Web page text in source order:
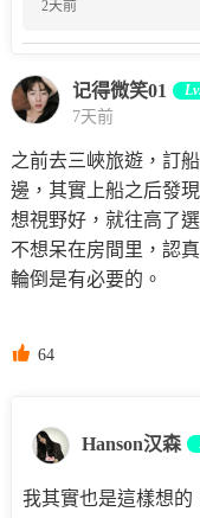
2天前
记得微笑01
7天前
之前去三峽旅遊，訂
邊，其實上船之后發
想視野好，就往高了
不想呆在房間里，認
輪倒是有必要的。
 64
Hanson汉森
我其實也是這樣想的